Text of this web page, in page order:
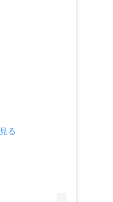
る